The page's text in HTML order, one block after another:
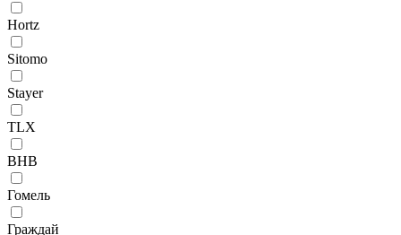
Hortz
Sitomo
Stayer
TLX
ВНВ
Гомель
Граждай